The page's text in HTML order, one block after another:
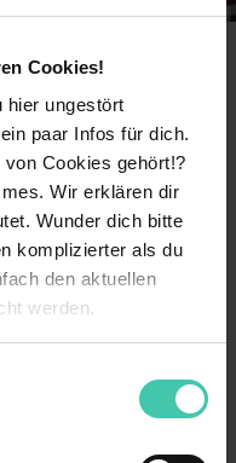
Cookies!
hier ungestört
paar Infos für dich.
Cookies gehört!?
Wir erklären dir
Wunder dich bitte
komplizierter als du
den aktuellen
werden.
dass die
optimal läuft.
international
. Unsere globalen